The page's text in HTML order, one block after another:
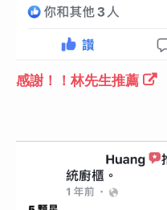
感謝！！林先生推薦